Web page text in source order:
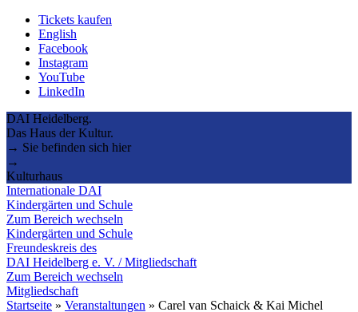
Tickets kaufen
English
Facebook
Instagram
YouTube
LinkedIn
DAI Heidelberg.
Das Haus der Kultur.
→ Sie befinden sich hier
→
Kulturhaus
Internationale DAI
Kindergärten und Schule
Zum Bereich wechseln
Kindergärten und Schule
Freundeskreis des
DAI Heidelberg e. V. / Mitgliedschaft
Zum Bereich wechseln
Mitgliedschaft
Startseite » Veranstaltungen » Carel van Schaick & Kai Michel